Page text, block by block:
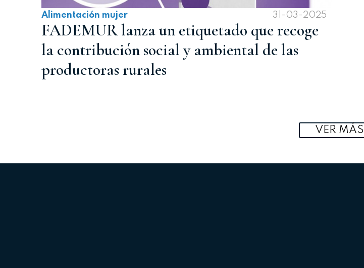
Alimentación mujer 31-03-2025
FADEMUR lanza un etiquetado que recoge
la contribución social y ambiental de las
productoras rurales
VER MÁS